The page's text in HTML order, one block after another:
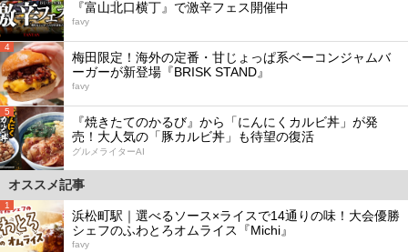
『富山北口横丁』で激辛フェス開催中
favy
4
梅田限定！海外の定番・甘じょっぱ系ベーコンジャムバ
ーガーが新登場『BRISK STAND』
favy
5
『焼きたてのかるび』から「にんにくカルビ丼」が発
売！大人気の「豚カルビ丼」も待望の復活
グルメライターAI
オススメ記事
1
浜松町駅｜選べるソース×ライスで14通りの味！大会優勝
シェフのふわとろオムライス『Michi』
favy